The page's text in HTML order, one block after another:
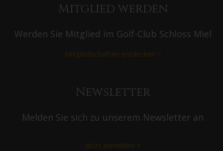
Mitglied werden
Werden Sie Mitglied im Golf-Club Schloss Miel
Mitgliedschaften entdecken >
Newsletter
Melden Sie sich zu unserem Newsletter an
Jetzt anmelden >